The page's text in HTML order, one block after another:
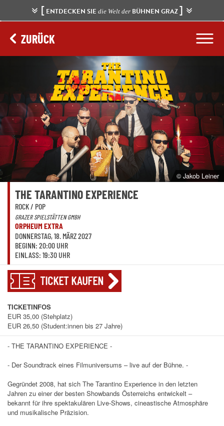
[ ENTDECKEN SIE die Welt der BÜHNEN GRAZ]
ZURÜCK
© Jakob Leiner
THE TARANTINO EXPERIENCE
ROCK / POP
GRAZER SPIELSTÄTTEN GMBH
ORPHEUM EXTRA
DONNERSTAG, 18. MÄRZ 2027
BEGINN: 20:00 UHR
EINLASS: 19:30 UHR
TICKET KAUFEN
TICKETINFOS
EUR 35,00 (Stehplatz)
EUR 26,50 (Student:innen bis 27 Jahre)
- THE TARANTINO EXPERIENCE -
- Der Soundtrack eines Filmuniversums – live auf der Bühne. -
Gegründet 2008, hat sich The Tarantino Experience in den letzten
Jahren zu einer der besten Showbands Österreichs entwickelt –
bekannt für ihre spektakulären Live-Shows, cineastische Atmosphäre
und musikalische Präzision.